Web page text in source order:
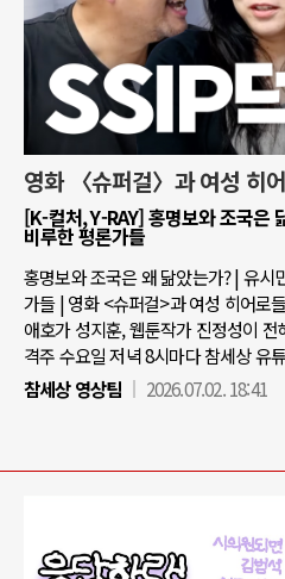
영화 〈슈퍼걸〉과 여성 히
[K-컬처, Y-RAY] 홍명보와 조국은
비루한 평론가들
홍명보와 조국은 왜 닮았는가? | 유시
가들 | 영화 <슈퍼걸>과 여성 히어로
애호가 성지훈, 웹툰작가 진정성이
격주 수요일 저녁 8시마다 참세상 유
참세상 영상팀
2026.07.02. 18:41